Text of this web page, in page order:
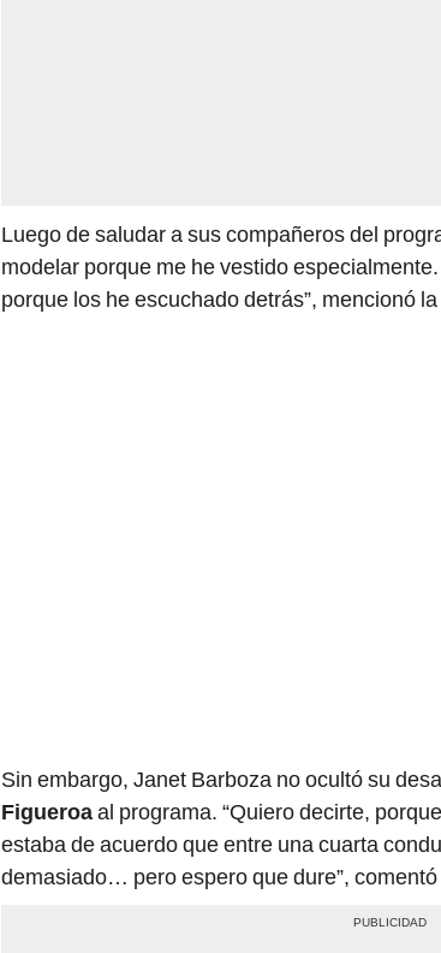
Luego de saludar a sus compañeros del
modelar porque me he vestido
porque los he escuchado detrás”, mencionó
Sin embargo, Janet Barboza no ocultó su
Figueroaal programa. “Quiero decirte,
estaba de acuerdo que entre una cuarta
demasiado… pero espero que dure”, comentó